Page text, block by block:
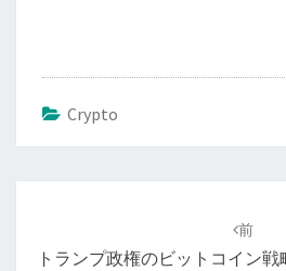
Crypto
前
トランプ政権のビットコイン